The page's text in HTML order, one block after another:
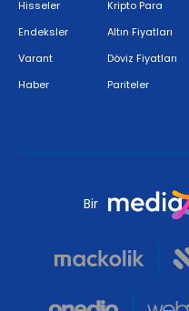
Hisseler
Endeksler
Varant
Haber
Kripto Para
Altın Fiyatları
Döviz Fiyatları
Pariteler
Bir